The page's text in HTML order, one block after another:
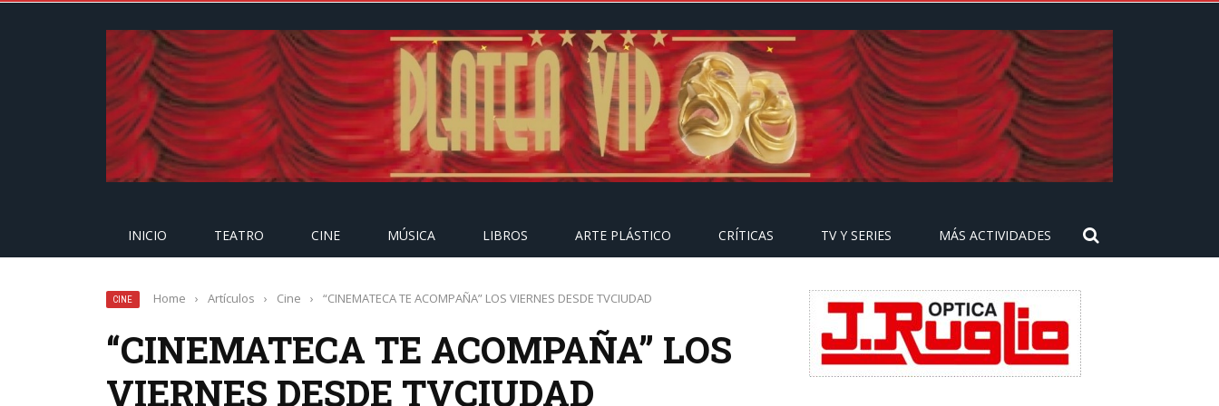
INICIO TEATRO CINE MÚSICA LIBROS ARTE PLÁSTICO CRÍTICAS TV Y SERIES MÁS ACTIVIDADES
CINE Home › Artículos › Cine › “CINEMATECA TE ACOMPAÑA” LOS VIERNES DESDE TVCIUDAD
“CINEMATECA TE ACOMPAÑA” LOS
VIERNES DESDE TVCIUDAD